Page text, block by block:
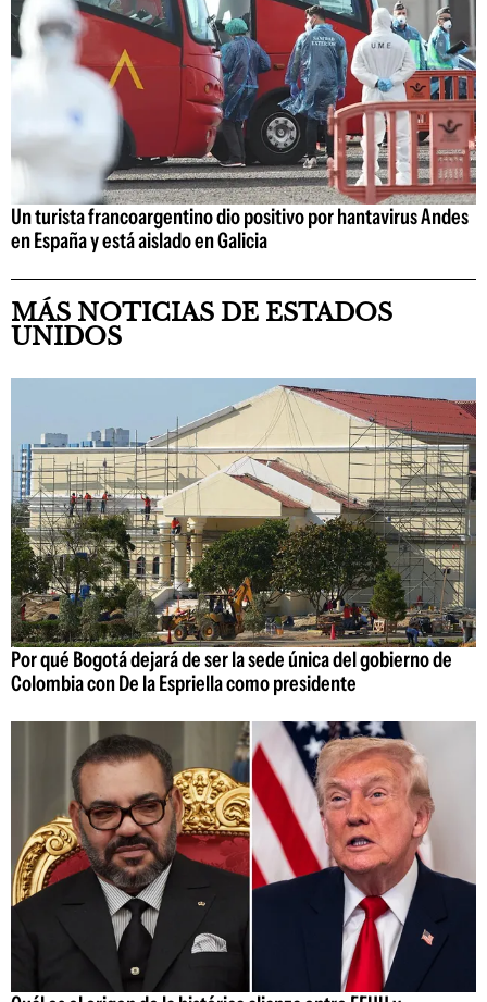
Un turista francoargentino dio positivo por hantavirus Andes
en España y está aislado en Galicia
MÁS NOTICIAS DE ESTADOS
UNIDOS
Por qué Bogotá dejará de ser la sede única del gobierno de
Colombia con De la Espriella como presidente